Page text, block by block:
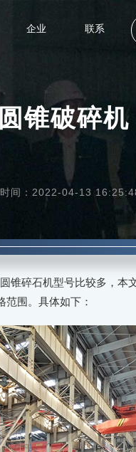
企业 联系
锥破碎机
间：2022-04-13
锥碎石机型号比较多，本
范围。具体如下：